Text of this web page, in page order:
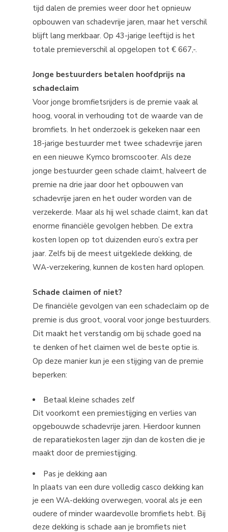
tijd dalen de premies weer door het opnieuw
opbouwen van schadevrije jaren, maar het verschil
blijft lang merkbaar. Op 43-jarige leeftijd is het
totale premieverschil al opgelopen tot € 667,-.
Jonge bestuurders betalen hoofdprijs na
schadeclaim
Voor jonge bromfietsrijders is de premie vaak al
hoog, vooral in verhouding tot de waarde van de
bromfiets. In het onderzoek is gekeken naar een
18-jarige bestuurder met twee schadevrije jaren
en een nieuwe Kymco bromscooter. Als deze
jonge bestuurder geen schade claimt, halveert de
premie na drie jaar door het opbouwen van
schadevrije jaren en het ouder worden van de
verzekerde. Maar als hij wel schade claimt, kan dat
enorme financiële gevolgen hebben. De extra
kosten lopen op tot duizenden euro’s extra per
jaar. Zelfs bij de meest uitgeklede dekking, de
WA-verzekering, kunnen de kosten hard oplopen.
Schade claimen of niet?
De financiële gevolgen van een schadeclaim op de
premie is dus groot, vooral voor jonge bestuurders.
Dit maakt het verstandig om bij schade goed na
te denken of het claimen wel de beste optie is.
Op deze manier kun je een stijging van de premie
beperken:
Betaal kleine schades zelf
Dit voorkomt een premiestijging en verlies van
opgebouwde schadevrije jaren. Hierdoor kunnen
de reparatiekosten lager zijn dan de kosten die je
maakt door de premiestijging.
Pas je dekking aan
In plaats van een dure volledig casco dekking kan
je een WA-dekking overwegen, vooral als je een
oudere of minder waardevolle bromfiets hebt. Bij
deze dekking is schade aan je bromfiets niet